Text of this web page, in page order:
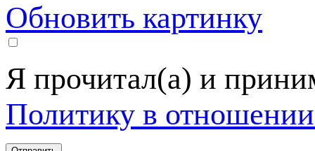
Обновить картинку
Я прочитал(а) и
Политику в